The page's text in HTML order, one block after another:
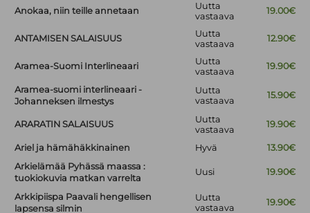
Anokaa, niin teille annetaan
Uutta
vastaava
19.00€
ANTAMISEN SALAISUUS
Uutta
vastaava
12.90€
Aramea-Suomi Interlineaari
Uutta
vastaava
19.90€
Aramea-suomi interlineaari -
Johanneksen ilmestys
Uutta
vastaava
15.90€
ARARATIN SALAISUUS
Uutta
vastaava
19.90€
Ariel ja hämähäkkinainen Hyvä
13.90€
Arkielämää Pyhässä maassa :
tuokiokuvia matkan varrelta
Uusi 19.90€
Arkkipiispa Paavali hengellisen
lapsensa silmin
Uutta
vastaava
19.90€